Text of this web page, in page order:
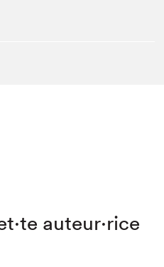
auteur·rice